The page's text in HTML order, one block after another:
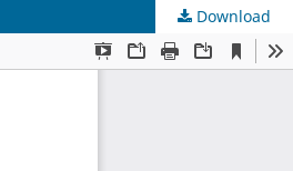
Download